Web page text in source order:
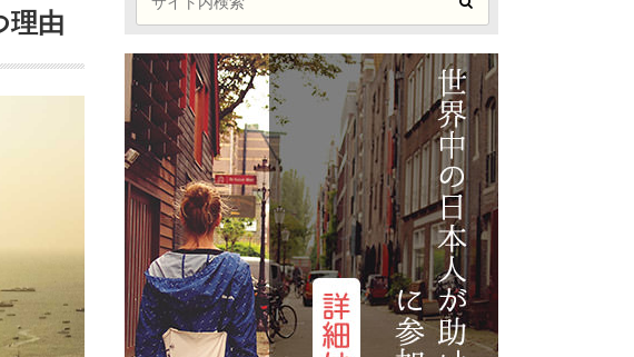
ニア
イナ
ー
ニア共和国
ウズベキスタン
カンボジア
シンガポール
スリランカ
タイ
ネパール
バングラデシュ
パキスタン
フィジー共和国
フィリピン
ベトナム
マカオ
マレーシア
ミャンマー
モルディブ共和国
ラオス
中国
た
MOST VIEWED ARTICLE
記事が見つかりませんでし
た
PICKUP ARTICLE
MOST VIEWED ARTICLE
記事が見つかりませんでした
PICKUP ARTICLE
記事が見つかりませんでした
MOST VIEWED ARTICLE
記事が見つかりませんでした
PICKUP ARTICLE
ませんでした
ARTICLE
りませんでした
かりませんでした
ARTICLE
かりませんでした
ARTICLE
が見つかりませんでした
VIEWED ARTICLE
が見つかりませんでした
PICKUP ARTICLE
つかりませんでした
VIEWED ARTICLE
つかりませんでした
PICKUP ARTICLE
記事が見つかりませんでした
MOST VIEWED ARTICLE
記事が見つかりませんでした
PICKUP ARTICLE
んでした
んでした
理由